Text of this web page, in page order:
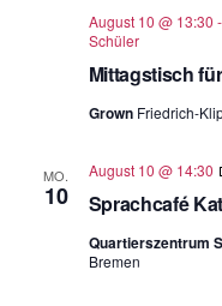
Mittagstisch
August 10 @ 13:30 -
Schüler
Grown Friedrich-
MO.
10 Sprachcafé
August 10 @ 14:30
Quartierszentrum
Bremen